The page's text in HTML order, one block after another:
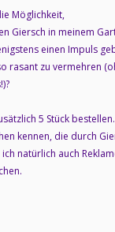
Möglichkeit,
Giersch in meinem
einen Impuls
rasant zu vermehren
5 Stück bestellen.
kennen, die durch
natürlich auch